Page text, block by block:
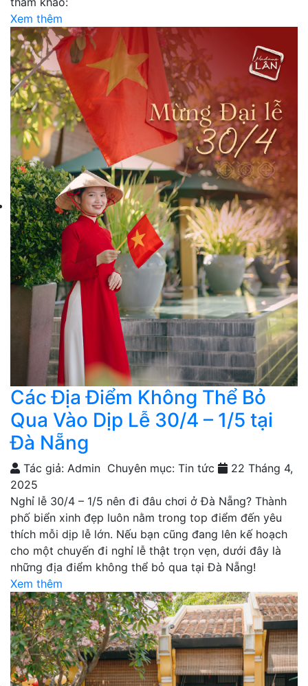
Xem thêm
Các Địa Điểm Không Thể Bỏ
Qua Vào Dịp Lễ 30/4 – 1/5 tại
Đà Nẵng
Tác giả: Admin Chuyên mục: Tin tức
22 Tháng 4,
2025
Nghỉ lễ 30/4 – 1/5 nên đi đâu chơi ở Đà Nẵng? Thành
phố biển xinh đẹp luôn nằm trong top điểm đến yêu
thích mỗi dịp lễ lớn. Nếu bạn cũng đang lên kế hoạch
cho một chuyến đi nghỉ lễ thật trọn vẹn, dưới đây là
những địa điểm không thể bỏ qua tại Đà Nẵng!
Xem thêm